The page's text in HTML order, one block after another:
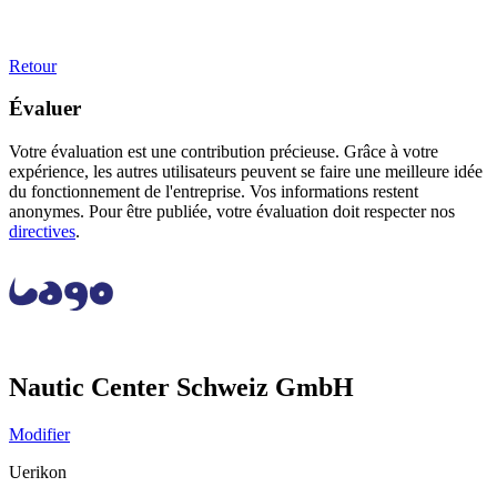
Retour
Évaluer
Votre évaluation est une contribution précieuse. Grâce à votre
expérience, les autres utilisateurs peuvent se faire une meilleure idée
du fonctionnement de l'entreprise. Vos informations restent
anonymes. Pour être publiée, votre évaluation doit respecter nos
directives.
Nautic Center Schweiz GmbH
Modifier
Uerikon